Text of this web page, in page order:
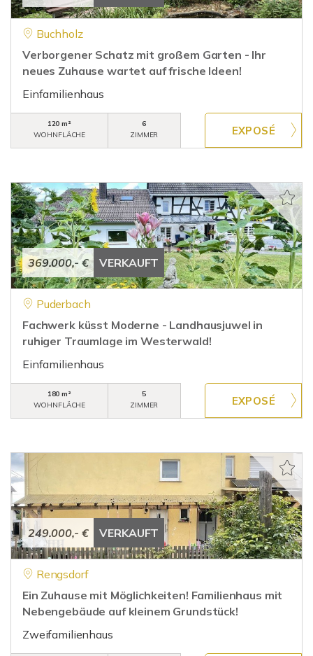
Buchholz
Verborgener Schatz mit großem Garten - Ihr
neues Zuhause wartet auf frische Ideen!
Einfamilienhaus
120 m²
WOHNFLÄCHE
6
ZIMMER
369.000,- € VERKAUFT
Puderbach
Fachwerk küsst Moderne - Landhausjuwel in
ruhiger Traumlage im Westerwald!
Einfamilienhaus
180 m²
WOHNFLÄCHE
5
ZIMMER
249.000,- € VERKAUFT
Rengsdorf
Ein Zuhause mit Möglichkeiten! Familienhaus mit
Nebengebäude auf kleinem Grundstück!
Zweifamilienhaus